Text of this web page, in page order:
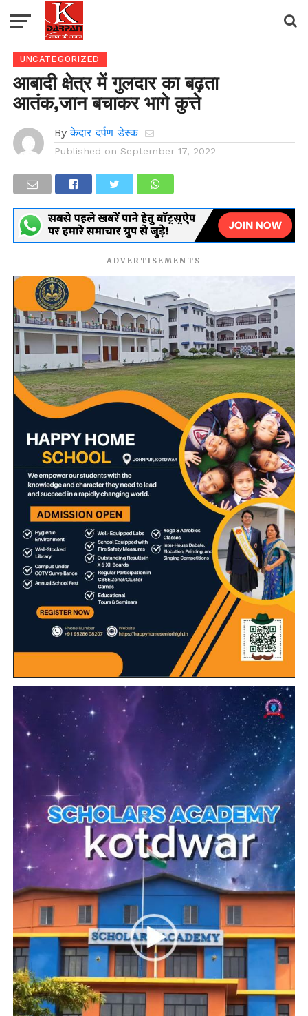
UNCATEGORIZED
आबादी क्षेत्र में गुलदार का बढ़ता
आतंक,जान बचाकर भागे कुत्ते
By केदार दर्पण डेस्क
Published on September 17, 2022
ADVERTISEMENTS